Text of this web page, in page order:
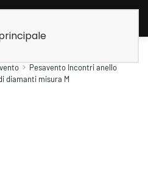
Pesavento Incontri anello
diamanti misura M